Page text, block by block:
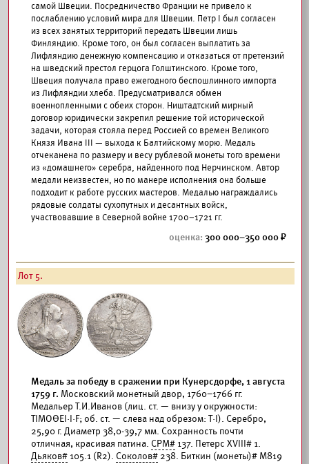
самой Швеции. Посредничество Франции не привело к
послаблению условий мира для Швеции. Петр I был согласен
из всех занятых территорий передать Швеции лишь
Финляндию. Кроме того, он был согласен выплатить за
Лифляндию денежную компенсацию и отказаться от претензий
на шведский престол герцога Голштинского. Кроме того,
Швеция получала право ежегодного беспошлинного импорта
из Лифляндии хлеба. Предусматривался обмен
военнопленными с обеих сторон. Ништадтский мирный
договор юридически закрепил решение той исторической
задачи, которая стояла перед Россией со времен Великого
Князя Ивана III — выхода к Балтийскому морю. Медаль
отчеканена по размеру и весу рублевой монеты того времени
из «домашнего» серебра, найденного под Нерчинском. Автор
медали неизвестен, но по манере исполнения она больше
подходит к работе русских мастеров. Медалью награждались
рядовые солдаты сухопутных и десантных войск,
участвовавшие в Северной войне 1700–1721 гг.
300 000–350 000
Лот 5.
Медаль за победу в сражении при Кунерсдорфе, 1 августа
1759 г. Московский монетный двор, 1760–1766 гг.
Медальер Т.И.Иванов (лиц. ст. — внизу у окружности:
ТIМОΘЕI·I·F; об. ст. — слева над обрезом: Т·I). Серебро,
25,90 г. Диаметр 38,0-39,7 мм. Сохранность почти
отличная, красивая патина. СРМ# 137. Петерс XVIII# 1.
Дьяков# 105.1 (R2). Соколов# 238. Биткин (монеты)# М819